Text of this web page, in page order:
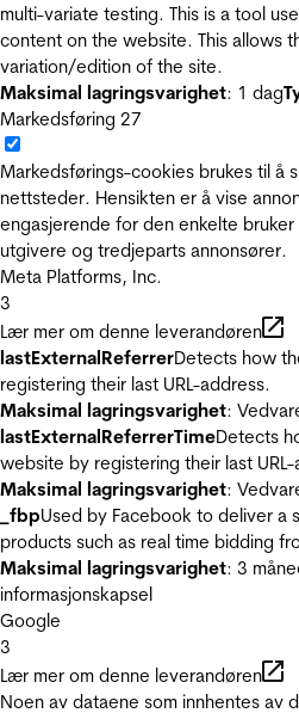
multi-variate testing. This is a tool
content on the website. This allows
variation/edition of the site.
Maksimal lagringsvarighet: 1 dag
Markedsføring 27
Markedsførings-cookies brukes til å
nettsteder. Hensikten er å vise
engasjerende for den enkelte
utgivere og tredjeparts annonsører.
Meta Platforms, Inc.
3
Lær mer om denne leverandøren
lastExternalReferrerDetects how
registering their last URL-address.
Maksimal lagringsvarighet:
lastExternalReferrerTimeDetects
website by registering their last
Maksimal lagringsvarighet:
_fbpUsed by Facebook to deliver a
products such as real time bidding
Maksimal lagringsvarighet: 3
informasjonskapsel
Google
3
Lær mer om denne leverandøren
Noen av dataene som innhentes av